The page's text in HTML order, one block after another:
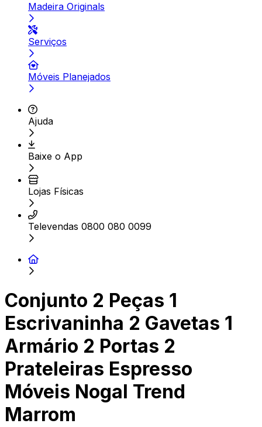
Madeira Originals
Serviços
Móveis Planejados
Ajuda
Baixe o App
Lojas Físicas
Televendas 0800 080 0099
Conjunto 2 Peças 1
Escrivaninha 2 Gavetas 1
Armário 2 Portas 2
Prateleiras Espresso
Móveis Nogal Trend
Marrom